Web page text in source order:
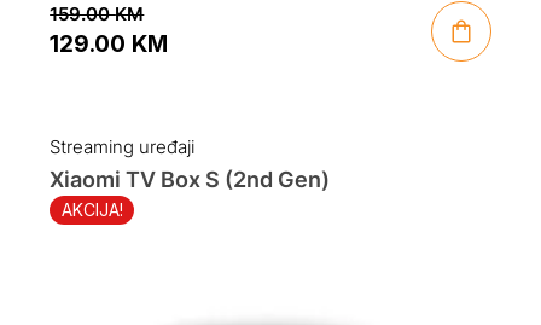
159.00KM
was:
159.00 KM.
129.00 KM
is:
129.00 KM.
Streaming uređaji
AKCIJA!
Xiaomi TV Box S (2nd Gen)